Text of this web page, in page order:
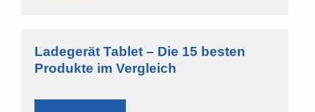
Ladegerät Tablet – Die 15 besten
Produkte im Vergleich